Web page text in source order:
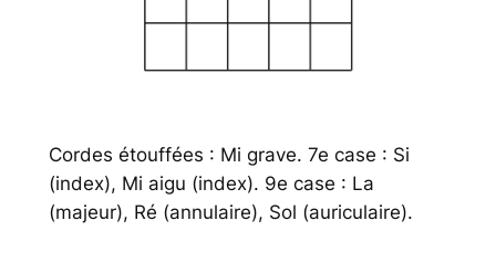
Cordes étouffées : Mi grave. 7e case : Si
(index), Mi aigu (index). 9e case : La
(majeur), Ré (annulaire), Sol (auriculaire).